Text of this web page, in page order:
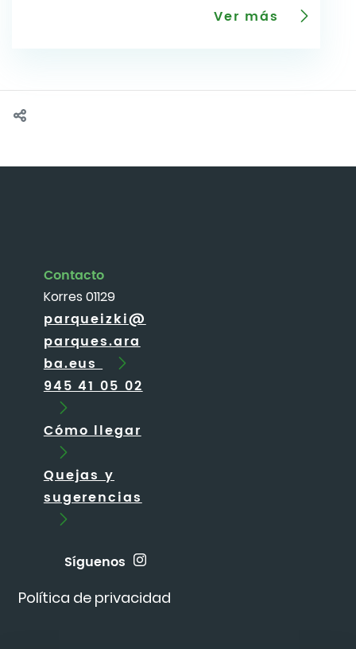
Ver más
Política de privacidad
Contacto
Korres 01129
parqueizki@
parques.ara
ba.eus
945 41 05 02
Cómo llegar
Quejas y
sugerencias
Síguenos